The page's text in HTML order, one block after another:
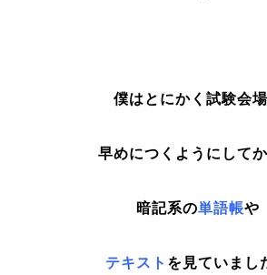
僕はとにかく試験会
早めにつくようにしてか
暗記系の単語帳や
テキスト を見ていまし